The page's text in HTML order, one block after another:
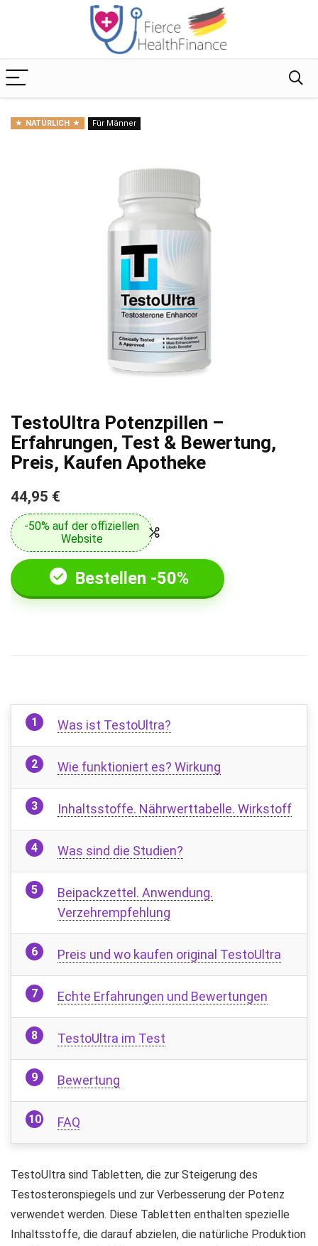
NATÜRLICH Für Männer
TestoUltra Potenzpillen –
Erfahrungen, Test & Bewertung,
Preis, Kaufen Apotheke
44,95 €
-50% auf der offiziellen
Website
Bestellen -50%
Was ist TestoUltra?
Wie funktioniert es? Wirkung
Inhaltsstoffe. Nährwerttabelle. Wirkstoff
Was sind die Studien?
Beipackzettel. Anwendung.
Verzehrempfehlung
Preis und wo kaufen original TestoUltra
Echte Erfahrungen und Bewertungen
TestoUltra im Test
Bewertung
FAQ
TestoUltra sind Tabletten, die zur Steigerung des
Testosteronspiegels und zur Verbesserung der Potenz
verwendet werden. Diese Tabletten enthalten spezielle
Inhaltsstoffe, die darauf abzielen, die natürliche Produktion